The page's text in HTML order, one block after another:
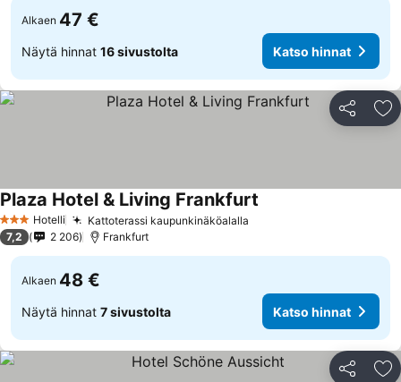
Alkaen 47 €
Näytä hinnat 16 sivustolta Katso hinnat
Jaa
3 Tähtiluokitus
Hotelli Kattoterassi kaupunkinäköalalla
Plaza Hotel & Living Frankfurt
7,2 2 206 Frankfurt
Alkaen 48 €
Näytä hinnat 7 sivustolta Katso hinnat
Jaa